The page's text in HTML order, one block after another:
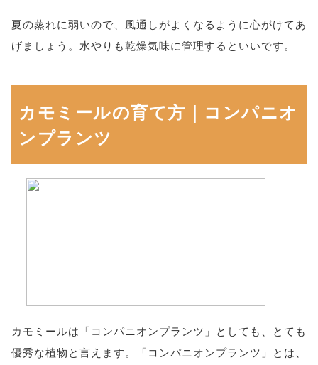
夏の蒸れに弱いので、風通しがよくなるように心がけてあ
げましょう。水やりも乾燥気味に管理するといいです。
カモミールの育て方｜コンパニオ
ンプランツ
カモミールは「コンパニオンプランツ」としても、とても
優秀な植物と言えます。「コンパニオンプランツ」とは、